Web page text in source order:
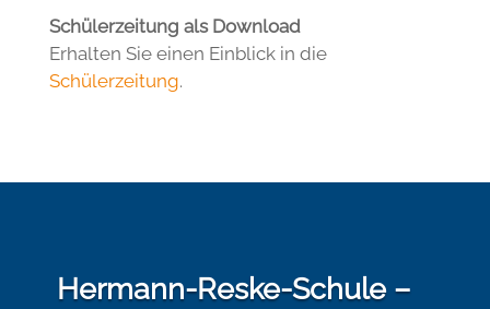
Schülerzeitung als Download
Erhalten Sie einen Einblick in die
Schülerzeitung.
Hermann-Reske-Schule –